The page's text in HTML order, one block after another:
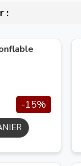
:
-15%